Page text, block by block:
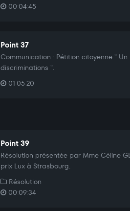
00:04:45
Point 37
Communication : Pétition citoyenne "
discriminations ".
01:05:20
Point 39
Résolution présentée par Mme Céline
prix Lux à Strasbourg.
Résolution
00:09:34